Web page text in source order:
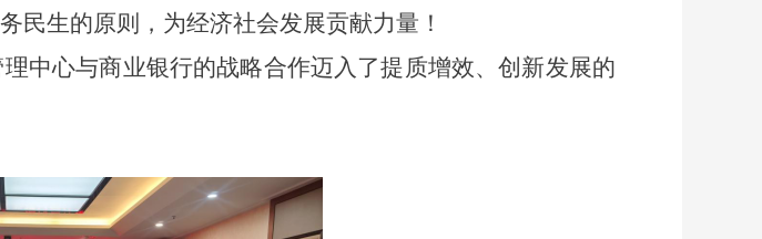
民生的原则 ，为经济社会发展贡献力量 ！
中心与商业银行的战略合作迈入了提质增效、创新发展的